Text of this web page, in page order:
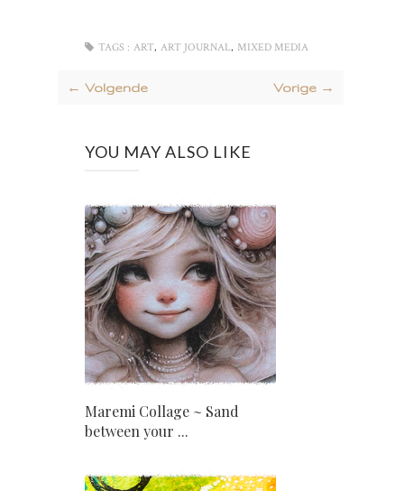
TAGS : ART, ART JOURNAL, MIXED MEDIA
← Volgende Vorige →
YOU MAY ALSO LIKE
Maremi Collage ~ Sand
between your ...